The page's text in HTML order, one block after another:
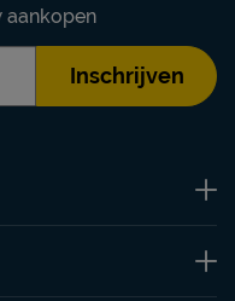
aankopen
Inschrijven